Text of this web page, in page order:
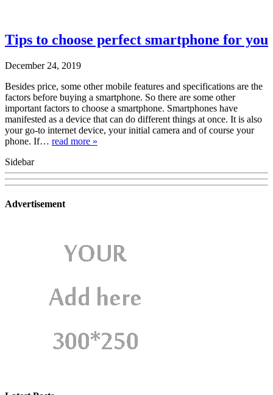
Tips to choose perfect smartphone for you
December 24, 2019
Besides price, some other mobile features and specifications are the
factors before buying a smartphone. So there are some other
important factors to choose a smartphone. Smartphones have
manifested as a device that can do different things at once. It is also
your go-to internet device, your initial camera and of course your
phone. If… read more »
Sidebar
Advertisement